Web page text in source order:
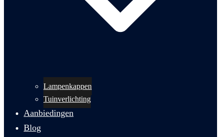
Lampenkappen
Tuinverlichting
Aanbiedingen
Blog